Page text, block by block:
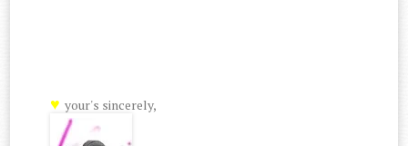
♥your's sincerely,